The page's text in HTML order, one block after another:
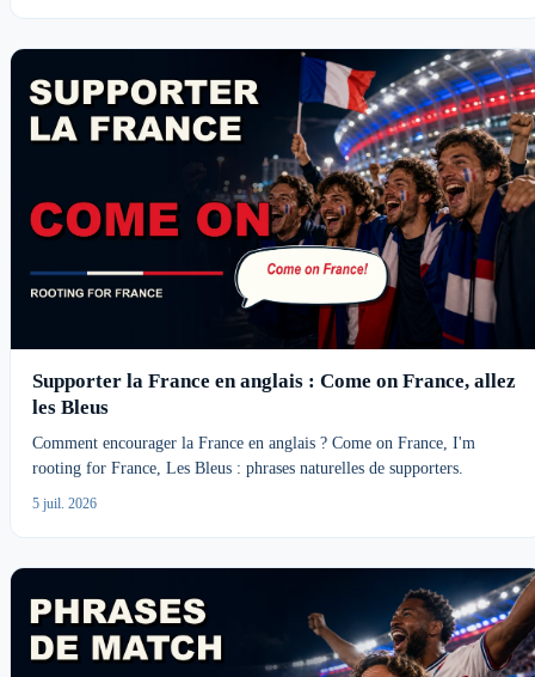
Supporter la France en anglais : Come on France, allez
les Bleus
Comment encourager la France en anglais ? Come on France, I'm
rooting for France, Les Bleus : phrases naturelles de supporters.
5 juil. 2026